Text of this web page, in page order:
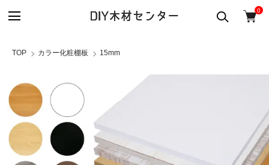
0
TOP カラー化粧棚板 15mm